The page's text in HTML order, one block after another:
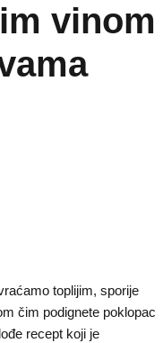
vinom
toplijim, sporije
čim podignete poklopac
recept koji je